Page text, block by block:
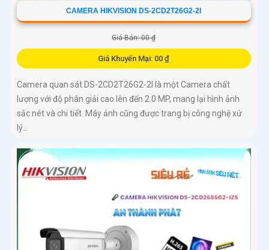
CAMERA HIKVISION DS-2CD2T26G2-2I
Giá Bán: 00 ₫
Giá Khuyến Mại: 00 ₫
Camera quan sát DS-2CD2T26G2-2I là một Camera chất
lượng với độ phân giải cao lên đến 2.0 MP, mang lại hình ảnh
sắc nét và chi tiết. Máy ảnh cũng được trang bị công nghệ xử
lý...